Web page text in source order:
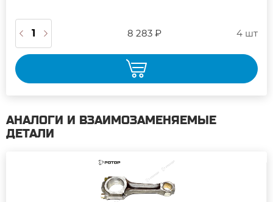
8 283 ₽ 4 шт
АНАЛОГИ И ВЗАИМОЗАМЕНЯЕМЫЕ
ДЕТАЛИ